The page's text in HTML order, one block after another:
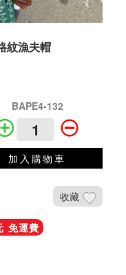
紋漁夫帽
BAPE4-132
加入購物車
收藏
免運費